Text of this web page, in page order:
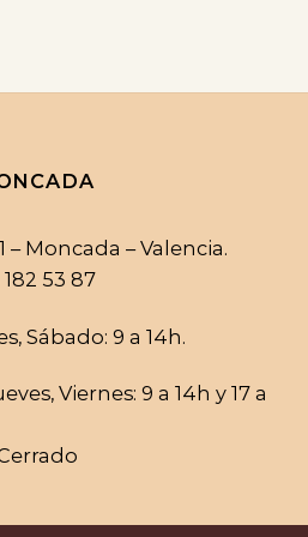
– Moncada – Valencia.
53 87
Sábado: 9 a 14h.
Viernes: 9 a 14h y 17 a